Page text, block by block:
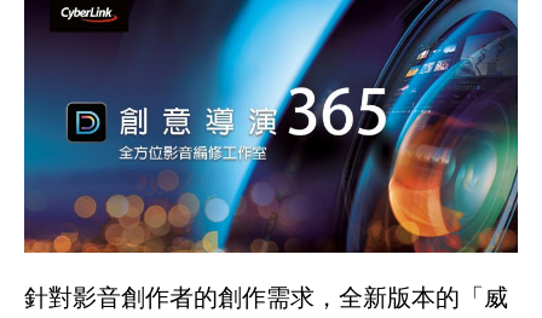
針對影音創作者的創作需求，全新版本的「威